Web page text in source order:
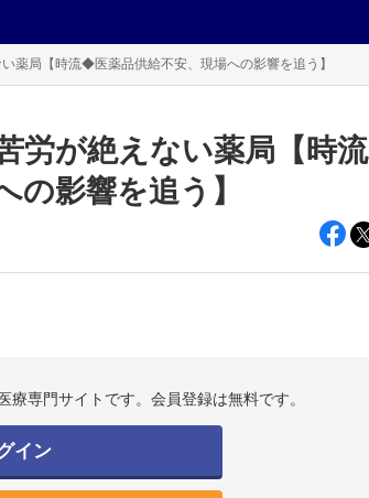
薬局【時流◆医薬品供給不安、現場への影響を追う】
労が絶えない薬局【時流
影響を追う】
専門サイトです。会員登録は無料です。
イン